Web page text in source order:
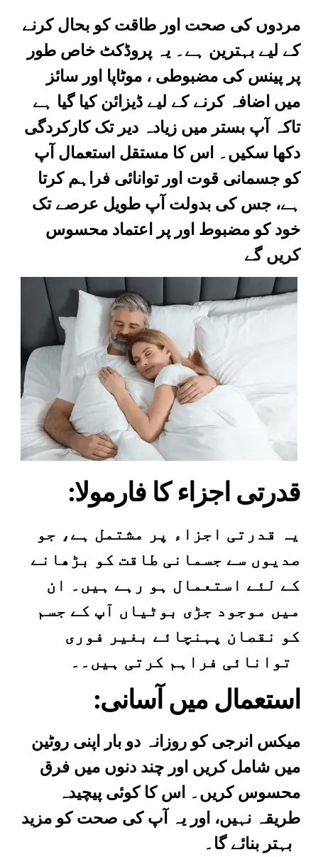
مردوں کی صحت اور طاقت کو بحال کرنے
کے لیے بہترین ہے۔ یہ پروڈکٹ خاص طور
پر پینس کی مضبوطی ، موٹاپا اور سائز
میں اضافہ کرنے کے لیے ڈیزائن کیا گیا ہے
تاکہ آپ بستر میں زیادہ دیر تک کارکردگی
دکھا سکیں۔ اس کا مستقل استعمال آپ
کو جسمانی قوت اور توانائی فراہم کرتا
ہے، جس کی بدولت آپ طویل عرصے تک
خود کو مضبوط اور پر اعتماد محسوس
کریں گے
:قدرتی اجزاء کا فارمولا
یہ قدرتی اجزاء پر مشتمل ہے، جو
صدیوں سے جسمانی طاقت کو بڑھانے
کے لئے استعمال ہو رہے ہیں۔ ان
میں موجود جڑی بوٹیاں آپ کے جسم
کو نقصان پہنچائے بغیر فوری
توانائی فراہم کرتی ہیں۔۔
:استعمال میں آسانی
میکس انرجی کو روزانہ دو بار اپنی روٹین
میں شامل کریں اور چند دنوں میں فرق
محسوس کریں۔ اس کا کوئی پیچیدہ
طریقہ نہیں، اور یہ آپ کی صحت کو مزید